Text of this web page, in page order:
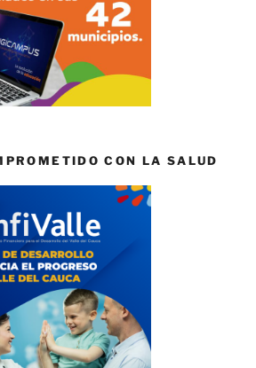
CON LA SALUD